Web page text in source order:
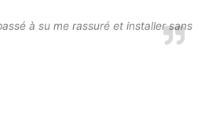
à su me rassuré et installer sans